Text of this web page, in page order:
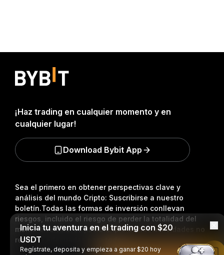
Sea el primero en obtener perspectivas clave y
análisis del mundo Cripto: Suscribirse a nuestro
boletín.Todas las formas de inversión conllevan
riesgos, incluido el riesgo de perder la totalidad del
monto invertido. Es posible que dichas actividades no
resulten adecuadas para todos.
¡Haz trading en cualquier momento y en
cualquier lugar!
Download Bybit App
Inicia tu aventura en el trading con $20
USDT
Regístrate, deposita y empieza a ganar $20 hoy